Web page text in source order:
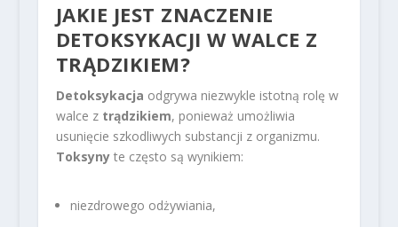
JAKIE JEST ZNACZENIE
DETOKSYKACJI W WALCE Z
TRĄDZIKIEM?
Detoksykacja odgrywa niezwykle istotną rolę w
walce z trądzikiem, ponieważ umożliwia
usunięcie szkodliwych substancji z organizmu.
Toksynyte często są wynikiem:
niezdrowego odżywiania,